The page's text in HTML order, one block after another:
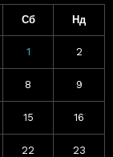
Сб Нд
1 2
8 9
15 16
22 23